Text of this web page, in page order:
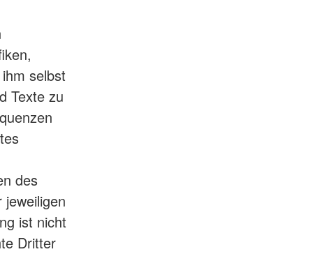
selbst
Texte zu
des
ist nicht
Dritter